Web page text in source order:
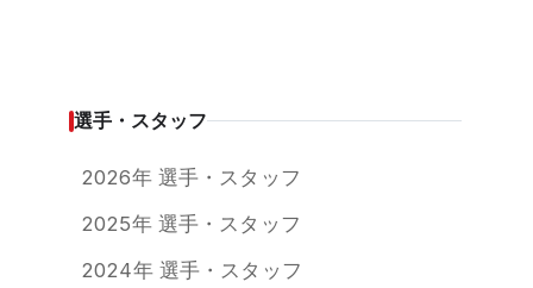
選手・スタッフ
2026年 選手・スタッフ
2025年 選手・スタッフ
2024年 選手・スタッフ